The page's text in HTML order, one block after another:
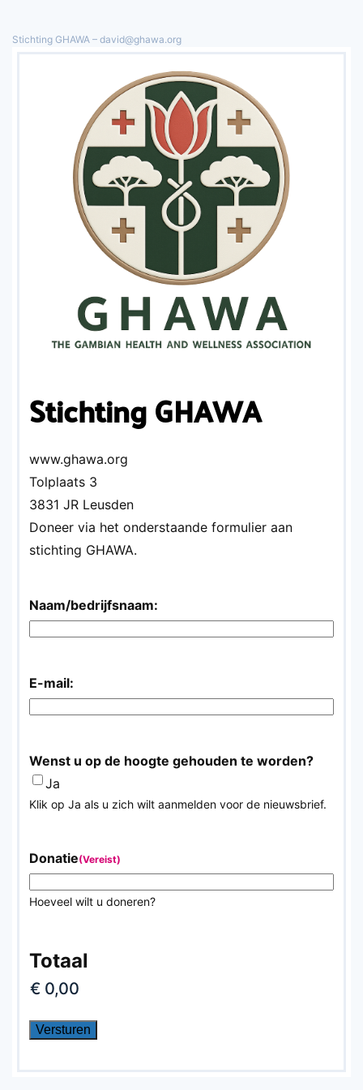
Overslaan en naar de inhoud gaan
Stichting GHAWA – david@ghawa.org
Stichting GHAWA
www.ghawa.org
Tolplaats 3
3831 JR Leusden
Doneer via het onderstaande formulier aan
stichting GHAWA.
Naam/bedrijfsnaam:
E-mail:
Wenst u op de hoogte gehouden te worden?
Ja
Klik op Ja als u zich wilt aanmelden voor de nieuwsbrief.
Donatie(Vereist)
Hoeveel wilt u doneren?
Totaal